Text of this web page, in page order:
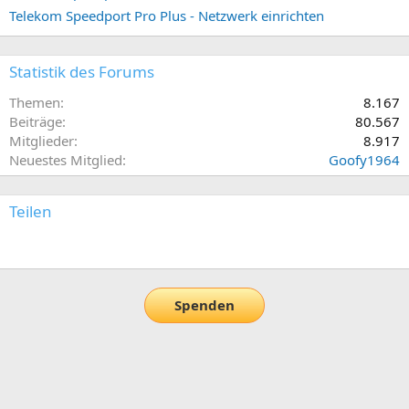
Telekom Speedport Pro Plus - Netzwerk einrichten
Statistik des Forums
Themen
8.167
Beiträge
80.567
Mitglieder
8.917
Neuestes Mitglied
Goofy1964
Teilen
Spenden